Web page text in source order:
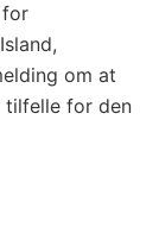
for
om at
tilfelle for den